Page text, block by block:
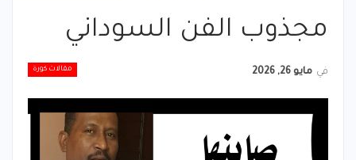
​مجذوب الفن السوداني
مقالات كورة في مايو 26, 2026